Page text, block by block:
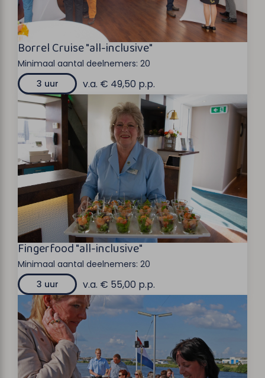
Borrel Cruise "all-inclusive"
Minimaal aantal deelnemers: 20
3 uur
v.a. € 49,50 p.p.
Fingerfood "all-inclusive"
Minimaal aantal deelnemers: 20
3 uur
v.a. € 55,00 p.p.